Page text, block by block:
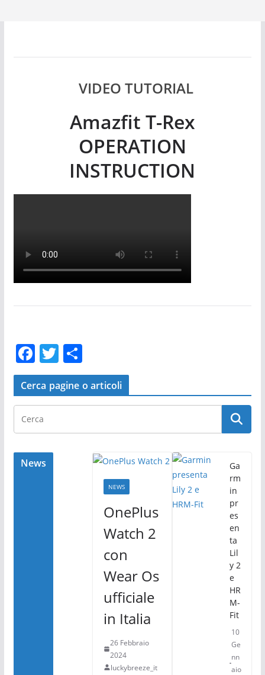
VIDEO TUTORIAL
Amazfit T-Rex
OPERATION
INSTRUCTION
F
a
c
e
b
o
o
T
w
itt
er
C
o
n
di
vi
di
Cerca pagine o articoli
News
NEWS
OnePlus
Watch 2
con
Wear Os
ufficiale
in Italia
26 Febbraio
2024
luckybreeze_it
Ga
rm
in
pr
es
en
ta
Lil
y 2
e
HR
M-
Fit
10
Ge
nn
aio